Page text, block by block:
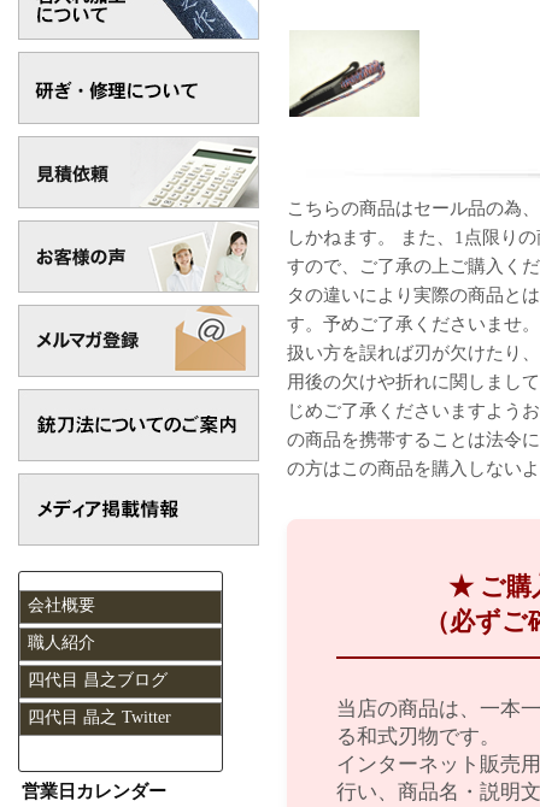
こちらの商品はセール品の為
しかねます。 また、1点限り
すので、ご了承の上ご購入く
タの違いにより実際の商品と
す。 予めご了承くださいませ
扱い方を誤れば刃が欠けたり
用後の欠けや折れに関しまし
じめご了承くださいますよう
の商品を携帯することは法令
の方はこの商品を購入しない
★ ご購
（必ず
当店の商品は、一本
る和式刃物です。
インターネット販売
行い、商品名・説明
会社概要
職人紹介
四代目 昌之ブログ
四代目 晶之 Twitter
営業日カレンダー